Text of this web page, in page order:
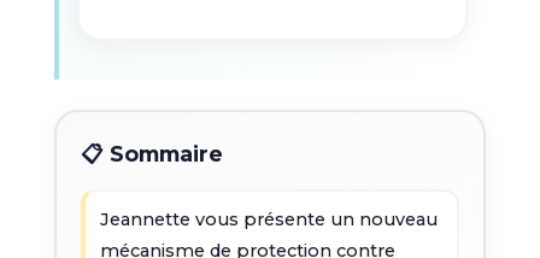
📋 Sommaire
Jeannette vous présente un nouveau
mécanisme de protection contre